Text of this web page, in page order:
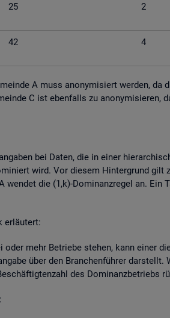
25 2
42 4
A muss an­ony­mi­siert wer­den,
C ist eben­falls zu an­ony­mi­sie­ren,
bei Daten, die in einer
wird. Vor die­sem Hin­ter­grund
die (1,k)-Do­mi­nanz­re­gel an.
er­läu­tert:
mehr Be­trie­be ste­hen, kann einer
über den Bran­chen­füh­rer dar­stellt.
des Do­mi­nanz­be­triebs